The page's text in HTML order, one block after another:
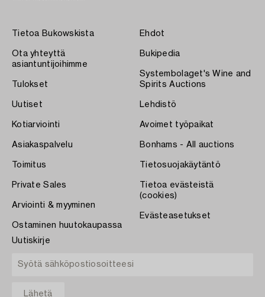
Tietoa Bukowskista
Ota yhteyttä
asiantuntijoihimme
Tulokset
Uutiset
Kotiarviointi
Asiakaspalvelu
Toimitus
Private Sales
Arviointi & myyminen
Ostaminen huutokaupassa
Ehdot
Bukipedia
Systembolaget's Wine and
Spirits Auctions
Lehdistö
Avoimet työpaikat
Bonhams - All auctions
Tietosuojakäytäntö
Tietoa evästeistä
(cookies)
Evästeasetukset
Uutiskirje